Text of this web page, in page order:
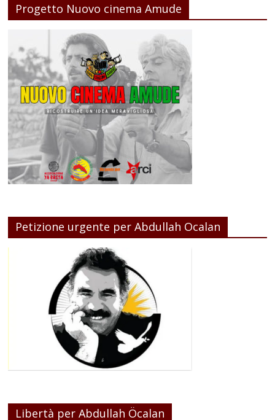
Progetto Nuovo cinema Amude
Petizione urgente per Abdullah Ocalan
Libertà per Abdullah Öcalan